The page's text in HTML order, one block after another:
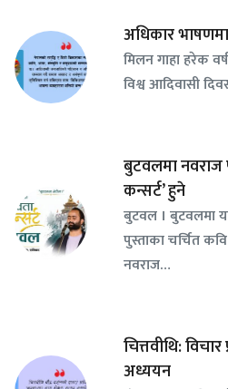
अधिकार
मिलन गाहा हरेक
विश्व आदिवासी
बुटवलमा नवराज
कन्सर्ट’ हुने
बुटवल । बुटवलमा
पुस्ताका चर्चित
नवराज…
चित्तवीथि:
अध्ययन